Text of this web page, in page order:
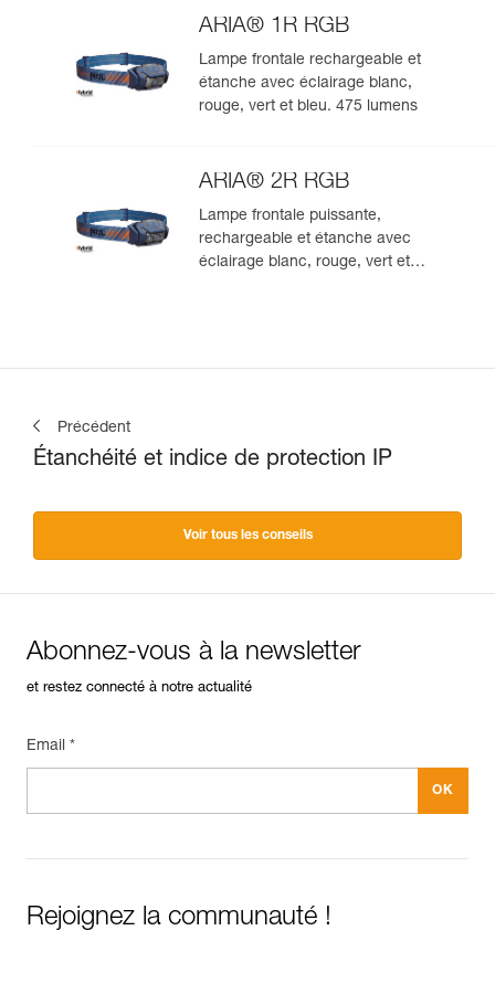
ARIA® 1R RGB
Lampe frontale rechargeable et
étanche avec éclairage blanc,
rouge, vert et bleu. 475 lumens
ARIA® 2R RGB
Lampe frontale puissante,
rechargeable et étanche avec
éclairage blanc, rouge, vert et
Précédent
Étanchéité et indice de protection IP
Voir tous les conseils
Abonnez-vous à la newsletter
et restez connecté à notre actualité
Email *
Rejoignez la communauté !